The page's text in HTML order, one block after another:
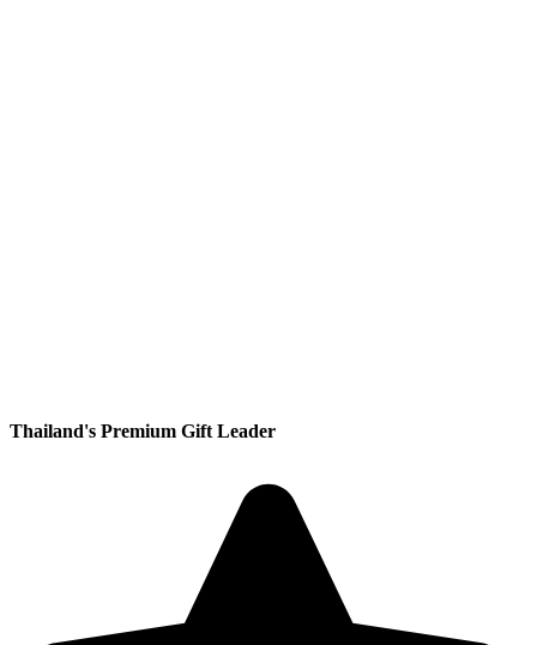
Thailand's Premium Gift Leader